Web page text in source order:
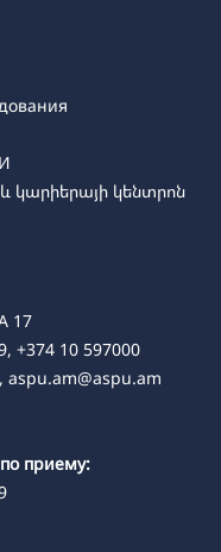
կարիերայի կենտրոն
17
+374 10 597000
aspu.am@aspu.am
приему: